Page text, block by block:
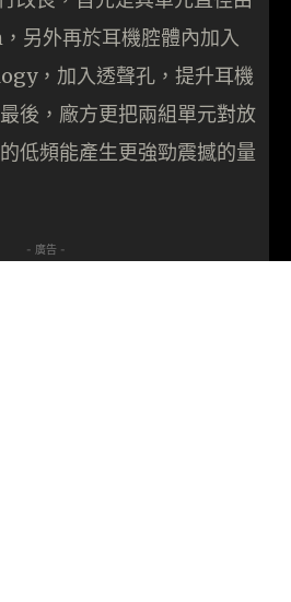
另外再於耳機腔體內加入
，加入透聲孔，提升耳機
後，廠方更把兩組單元對放
低頻能產生更強勁震撼的量
- 廣告 -